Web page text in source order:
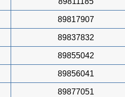
89817907
89837832
89855042
89856041
89877051